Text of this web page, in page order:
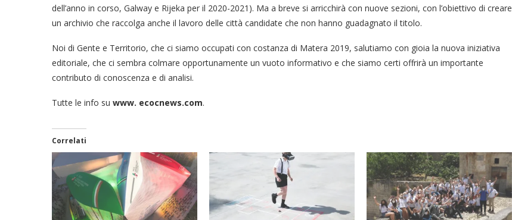
dell’anno in corso, Galway e Rijeka per il 2020-2021). Ma a breve si arricchirà con nuove sezioni, con l’obiettivo di creare
un archivio che raccolga anche il lavoro delle città candidate che non hanno guadagnato il titolo.
Noi di Gente e Territorio, che ci siamo occupati con costanza di Matera 2019, salutiamo con gioia la nuova iniziativa
editoriale, che ci sembra colmare opportunamente un vuoto informativo e che siamo certi offrirà un importante
contributo di conoscenza e di analisi.
Tutte le info su www. ecocnews.com.
Correlati